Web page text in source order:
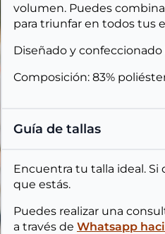
volumen. Puedes
para triunfar en todos tus
Diseñado y
Composición: 83%
Guía de tallas
Encuentra tu talla ideal.
que estás.
Puedes realizar una
a través de Whatsapp